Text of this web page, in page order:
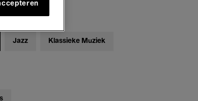
Jazz Klassieke Muziek